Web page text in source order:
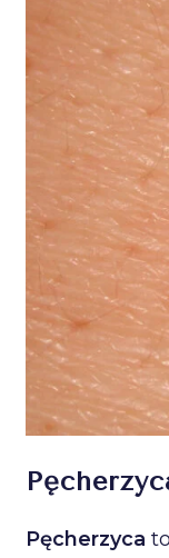
Pęcherzyca